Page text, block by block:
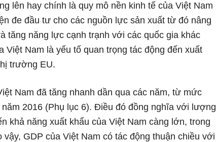
lên hay chính là quy mô nền kinh tế của Việt Nam
đe đầu tư cho các nguồn lực sản xuất từ đó nâng
tăng năng lực cạnh trạnh với các quốc gia khác
Nam là yếu tố quan trọng tác động đến xuất
trường EU.
Nam đã tăng nhanh dần qua các năm, từ mức
2016 (Phụ lục 6). Điều đó đồng nghĩa với lượng
khả năng xuất khẩu của Việt Nam càng lớn, trong
GDP của Việt Nam có tác động thuận chiều với